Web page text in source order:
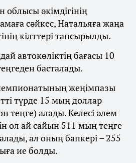
облысы әкімдігінің
сәйкес, Натальяға жаңа
кілттері тапсырылды.
автокөліктің бағасы 10
басталады.
жеңімпазы
түрде 15 мың доллар
теңге) алады. Келесі әлем
ол ай сайын 511 мың теңге
ал оның бапкері – 255
ие болды.